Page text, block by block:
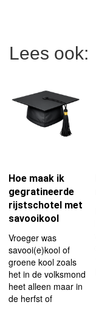
Lees ook:
Hoe maak ik
gegratineerde
rijstschotel met
savooikool
Vroeger was
savooi(e)kool of
groene kool zoals
het in de volksmond
heet alleen maar in
de herfst of